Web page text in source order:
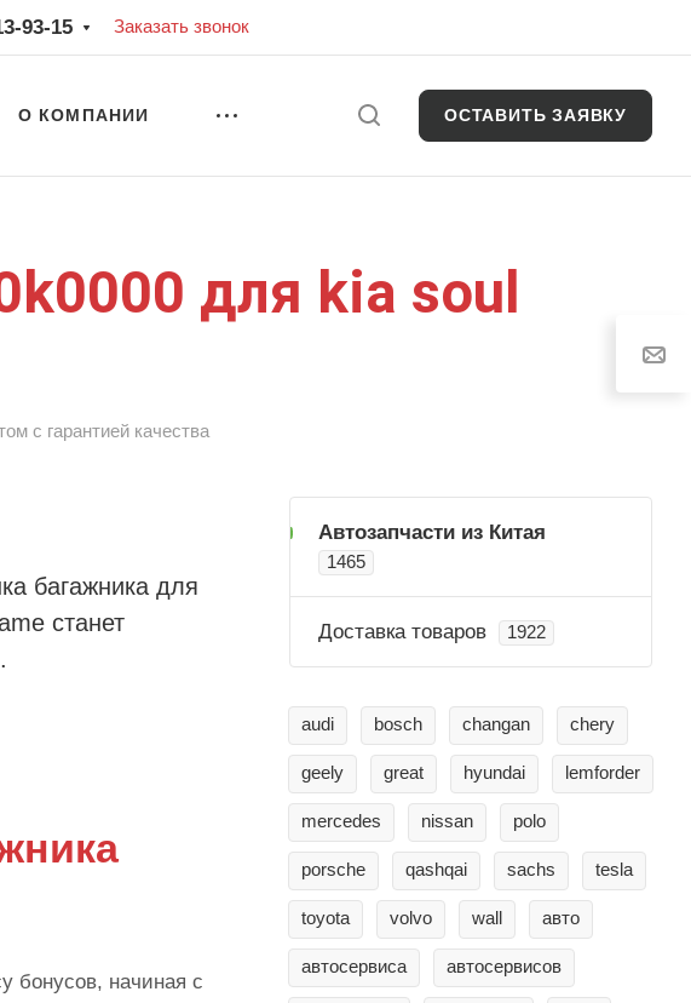
93-15 Заказать звонок
О КОМПАНИИ ОСТАВИТЬ ЗАЯВКУ
для kia soul
с гарантией качества
багажника для
станет
бонусов, начиная с
Автозапчасти из Китая
1465
Доставка товаров 1922
audi bosch changan chery
geely great hyundai lemforder
mercedes nissan polo
porsche qashqai sachs tesla
toyota volvo wall авто
автосервиса автосервисов